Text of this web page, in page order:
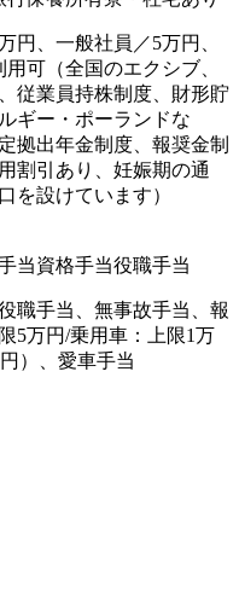
円、一般社員／5万円、
可（全国のエクシブ、
従業員持株制度、財形貯
ギー・ポーランドな
拠出年金制度、報奨金制
割引あり、妊娠期の通
を設けています）
当資格手当役職手当
職手当、無事故手当、報
5万円/乗用車：上限1万
）、愛車手当